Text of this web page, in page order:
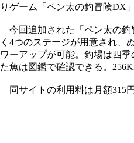
りゲーム「ペン太の釣冒険DX
今回追加された「ペン太の釣
く4つのステージが用意され、
ワーアップが可能。釣場は四
た魚は図鑑で確認できる。
同サイトの利用料は月額315